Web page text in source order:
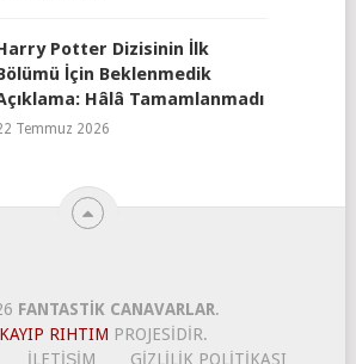
Potter Dizisinin İlk
İçin Beklenmedik
Hâlâ Tamamlanmadı
Temmuz 2026
FANTASTIK CANAVARLAR.
KAYIP RIHTIM PROJESIDIR.
İLETIŞIM GIZLILIK POLITIKASI